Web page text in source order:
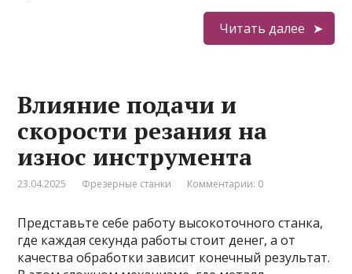
Читать далее
Влияние подачи и
скорости резания на
износ инструмента
23.04.2025 Фрезерные станки Комментарии: 0
Представьте себе работу высокоточного станка,
где каждая секунда работы стоит денег, а от
качества обработки зависит конечный результат.